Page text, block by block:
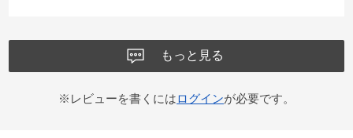
もっと見る
※レビューを書くにはログインが必要です。